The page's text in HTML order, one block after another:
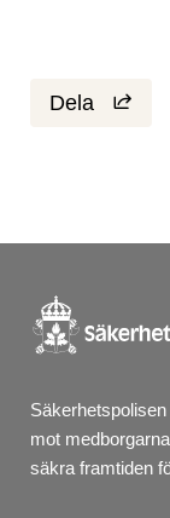
Dela
mot
säkra framtiden